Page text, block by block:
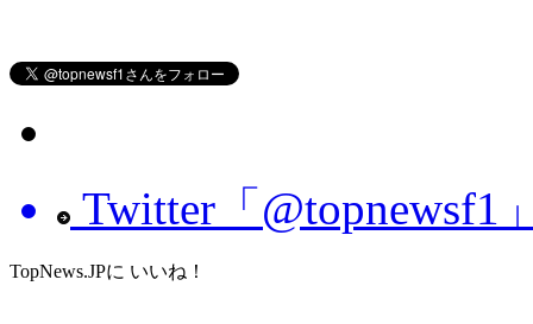
Twitter「@topnewsf1
TopNews.JPに いいね！